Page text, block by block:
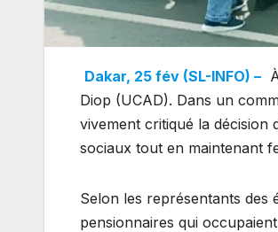
Dakar, 25 fév (SL-INFO) –
Diop (UCAD). Dans un
vivement critiqué la
sociaux tout en maintenant
Selon les représentants des
pensionnaires qui